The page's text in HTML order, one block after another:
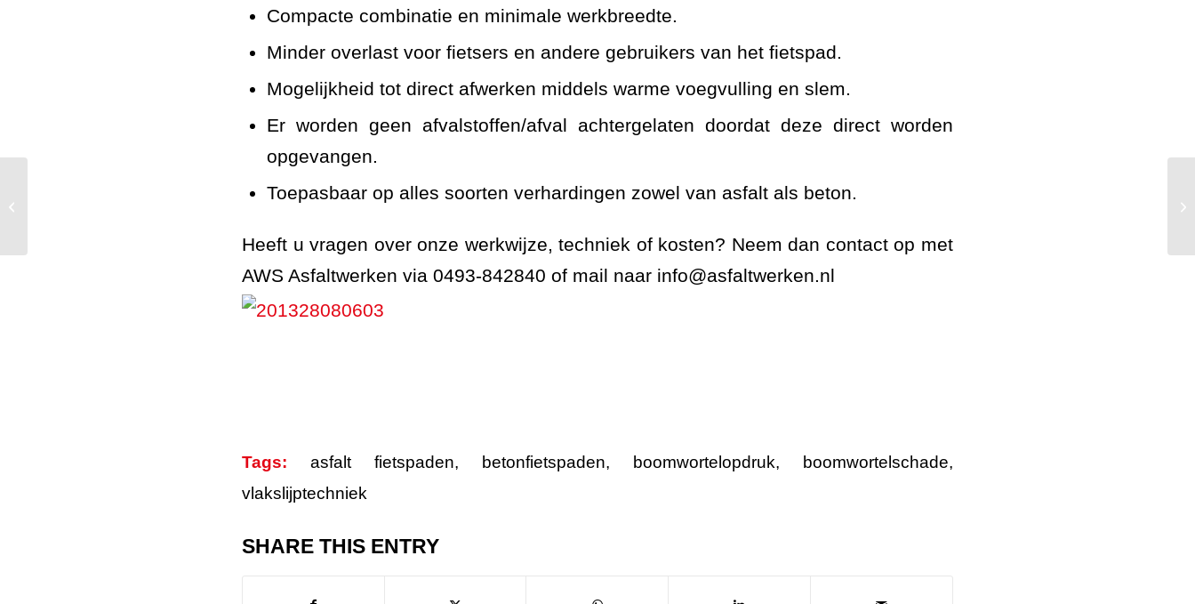
Compacte combinatie en minimale werkbreedte.
Minder overlast voor fietsers en andere gebruikers van het fietspad.
Mogelijkheid tot direct afwerken middels warme voegvulling en slem.
Er worden geen afvalstoffen/afval achtergelaten doordat deze direct worden
opgevangen.
Toepasbaar op alles soorten verhardingen zowel van asfalt als beton.
Heeft u vragen over onze werkwijze, techniek of kosten? Neem dan contact op met
AWS Asfaltwerken via 0493-842840 of mail naar info@asfaltwerken.nl
Tags: asfalt fietspaden, betonfietspaden, boomwortelopdruk, boomwortelschade,
vlakslijptechniek
SHARE THIS ENTRY